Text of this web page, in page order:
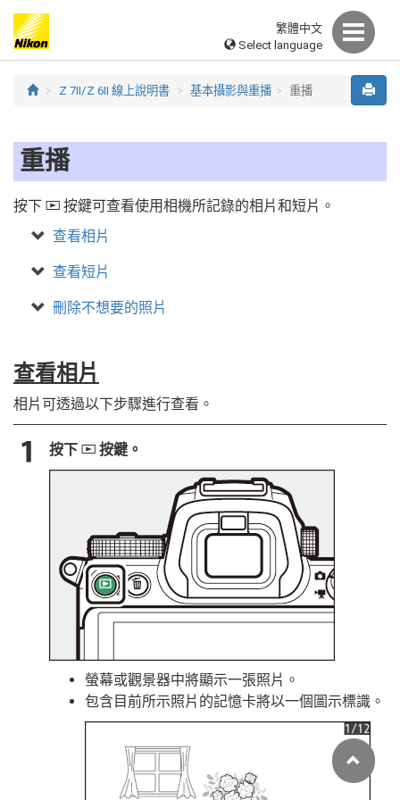
繁體中文
Select language
Z 7II/Z 6II 線上說明書 基本攝影與重播 重播
重播
按下 K 按鍵可查看使用相機所記錄的相片和短片。
查看相片
查看短片
刪除不想要的照片
查看相片
相片可透過以下步驟進行查看。
按下 K 按鍵。
螢幕或觀景器中將顯示一張照片。
包含目前所示照片的記憶卡將以一個圖示標識。